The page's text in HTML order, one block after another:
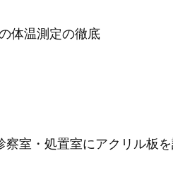
体温測定の徹底
室・処置室にアクリル板を